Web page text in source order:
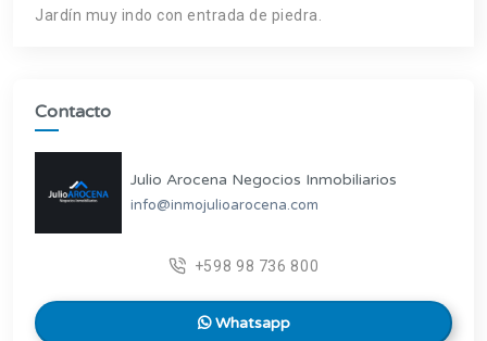
Jardín muy indo con entrada de piedra.
Contacto
Julio Arocena Negocios Inmobiliarios
info@inmojulioarocena.com
+598 98 736 800
Whatsapp